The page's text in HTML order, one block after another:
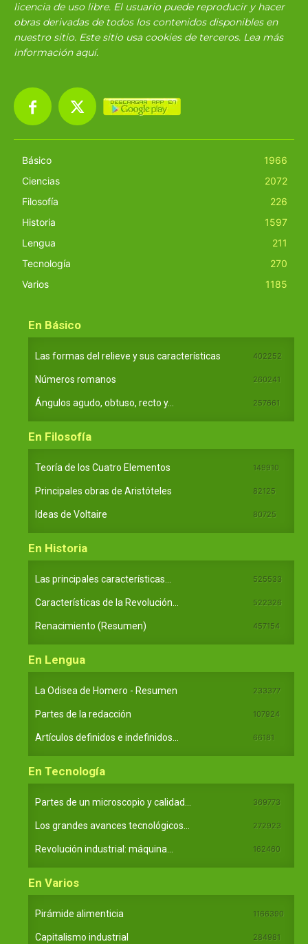
licencia de uso libre. El usuario puede reproducir y hacer
obras derivadas de todos los contenidos disponibles en
nuestro sitio. Este sitio usa cookies de terceros. Lea más
información aquí.
Básico
1966
Ciencias
2072
Filosofía
226
Historia
1597
Lengua
211
Tecnología
270
Varios
1185
En Básico
Las formas del relieve y sus características 402252
Números romanos 260241
Ángulos agudo, obtuso, recto y... 257661
En Filosofía
Teoría de los Cuatro Elementos 149910
Principales obras de Aristóteles 82125
Ideas de Voltaire 80725
En Historia
Las principales características... 525533
Características de la Revolución... 522326
Renacimiento (Resumen) 457154
En Lengua
La Odisea de Homero - Resumen 233377
Partes de la redacción 107924
Artículos definidos e indefinidos... 66181
En Tecnología
Partes de un microscopio y calidad... 369773
Los grandes avances tecnológicos... 272923
Revolución industrial: máquina... 162460
En Varios
Pirámide alimenticia 1166390
Capitalismo industrial 284981